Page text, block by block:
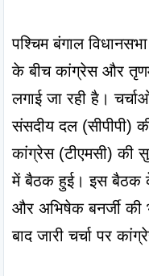
पश्चिम बंगाल
के बीच कांग्रेस और
लगाई जा रही है।
संसदीय दल (सीपीपी)
कांग्रेस (टीएमसी) की
में बैठक हुई। इस बैठक के
और अभिषेक बनर्जी की
बाद जारी चर्चा पर